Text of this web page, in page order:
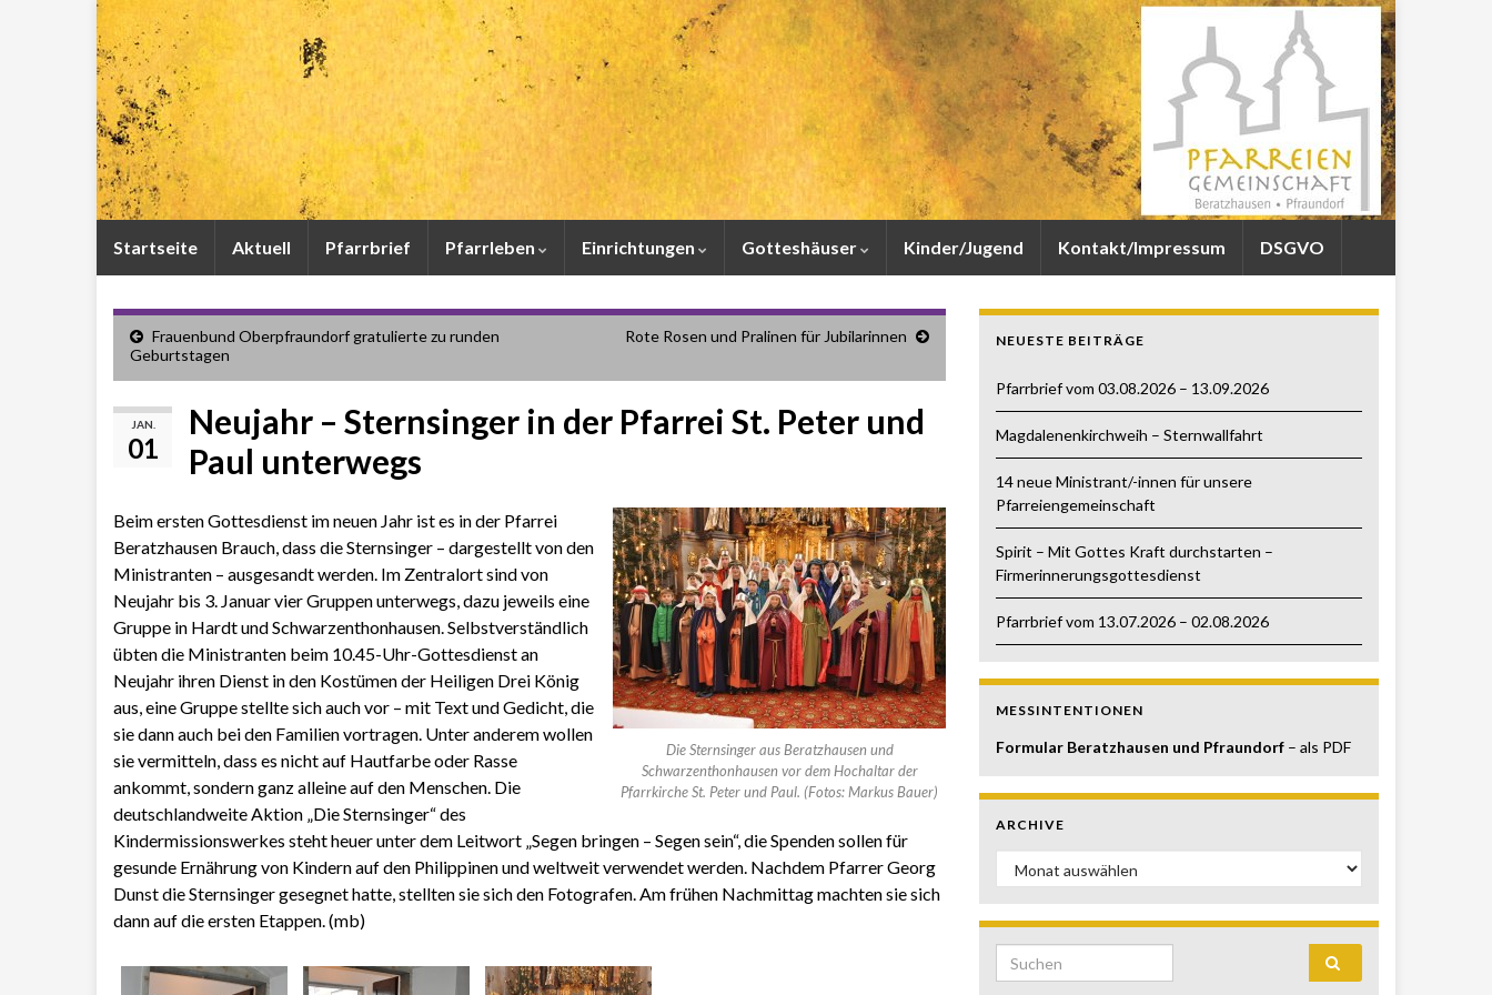
Startseite Aktuell Pfarrbrief Pfarrleben Einrichtungen Gotteshäuser Kinder/Jugend Kontakt/Impressum DSGVO
Frauenbund Oberpfraundorf gratulierte zu runden
Geburtstagen
Rote Rosen und Pralinen für Jubilarinnen
JAN.
01
Neujahr – Sternsinger in der Pfarrei St. Peter und
Paul unterwegs
Die Sternsinger aus Beratzhausen und
Schwarzenthonhausen vor dem Hochaltar der
Pfarrkirche St. Peter und Paul. (Fotos: Markus Bauer)
Beim ersten Gottesdienst im neuen Jahr ist es in der Pfarrei
Beratzhausen Brauch, dass die Sternsinger – dargestellt von den
Ministranten – ausgesandt werden. Im Zentralort sind von
Neujahr bis 3. Januar vier Gruppen unterwegs, dazu jeweils eine
Gruppe in Hardt und Schwarzenthonhausen. Selbstverständlich
übten die Ministranten beim 10.45-Uhr-Gottesdienst an
Neujahr ihren Dienst in den Kostümen der Heiligen Drei König
aus, eine Gruppe stellte sich auch vor – mit Text und Gedicht, die
sie dann auch bei den Familien vortragen. Unter anderem wollen
sie vermitteln, dass es nicht auf Hautfarbe oder Rasse
ankommt, sondern ganz alleine auf den Menschen. Die
deutschlandweite Aktion „Die Sternsinger“ des
Kindermissionswerkes steht heuer unter dem Leitwort „Segen bringen – Segen sein“, die Spenden sollen für
gesunde Ernährung von Kindern auf den Philippinen und weltweit verwendet werden. Nachdem Pfarrer Georg
Dunst die Sternsinger gesegnet hatte, stellten sie sich den Fotografen. Am frühen Nachmittag machten sie sich
dann auf die ersten Etappen. (mb)
NEUESTE BEITRÄGE
Pfarrbrief vom 03.08.2026 – 13.09.2026
Magdalenenkirchweih – Sternwallfahrt
14 neue Ministrant/-innen für unsere
Pfarreiengemeinschaft
Spirit – Mit Gottes Kraft durchstarten –
Firmerinnerungsgottesdienst
Pfarrbrief vom 13.07.2026 – 02.08.2026
MESSINTENTIONEN
Formular Beratzhausen und Pfraundorf – als PDF
ARCHIVE
Archive
Search for: